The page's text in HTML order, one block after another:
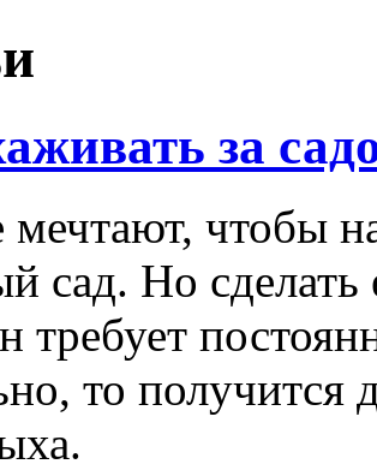
за
чтобы
сад. Но сделать
требует
то получится